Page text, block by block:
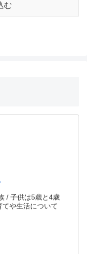
む
/ 子供は5歳と4歳
や生活について